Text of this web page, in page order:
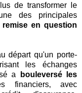
de transformer le
des principales
remise en question
départ qu'un porte-
les échanges
a
bouleversé les
financiers, avec